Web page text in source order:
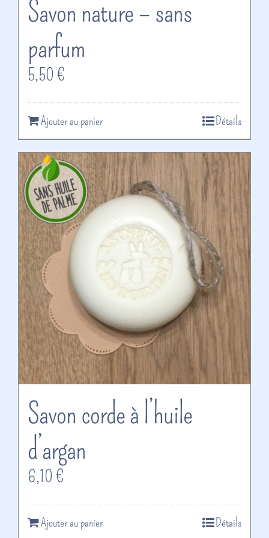
Savon nature – sans
parfum
5,50 €
Ajouter au panier Détails
Savon corde à l’huile
d’argan
6,10 €
Ajouter au panier Détails